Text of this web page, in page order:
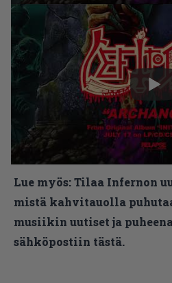
Lue myös:Tilaa Infernon
mistä kahvitauolla
musiikin uutiset ja
sähköpostiin tästä.